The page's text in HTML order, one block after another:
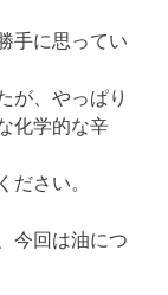
手に思ってい
が、やっぱり
化学的な辛
ださい。
今回は油につ